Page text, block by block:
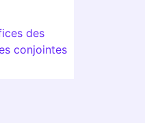
des
conjointes